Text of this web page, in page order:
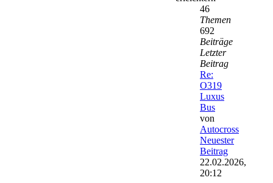
46
Themen
692
Beiträge
Letzter
Beitrag
Re:
O319
Luxus
Bus
von
Autocross
Neuester
Beitrag
22.02.2026,
20:12